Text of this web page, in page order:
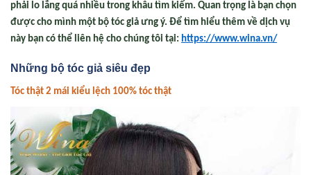
phải lo lắng quá nhiều trong khâu tìm kiếm. Quan trọng là bạn chọn
được cho mình một bộ tóc giả ưng ý. Để tìm hiểu thêm về dịch vụ
này bạn có thể liên hệ cho chúng tôi tại: https://www.wina.vn/
Những bộ tóc giả siêu đẹp
Tóc thật 2 mái kiểu lệch 100% tóc thật